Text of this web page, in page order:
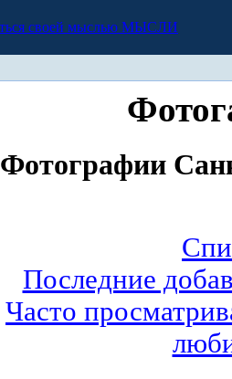
МЫСЛИ
Фотографии
Последние
Часто